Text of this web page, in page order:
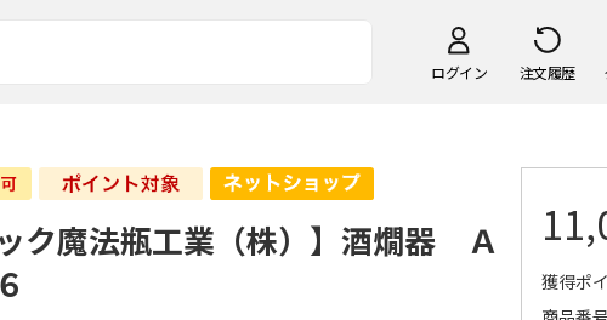
ログイン 注文履歴
ック魔法瓶工業（株）】酒燗器 Ａ
獲得ポ